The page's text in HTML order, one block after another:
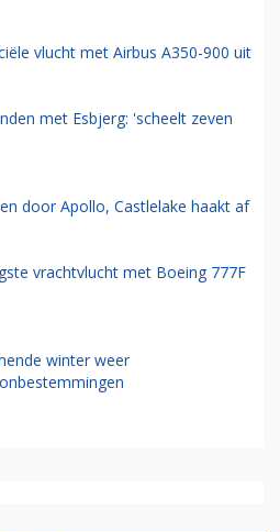
vlucht met Airbus A350-900 uit
met Esbjerg: 'scheelt zeven
door Apollo, Castlelake haakt af
vrachtvlucht met Boeing 777F
winter weer